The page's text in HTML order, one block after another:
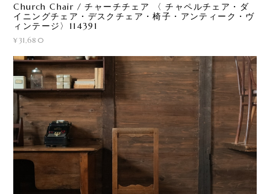
Church Chair / チャーチチェア 〈 チャペルチェア・ダ
イニングチェア・デスクチェア・椅子・アンティーク・ヴ
ィンテージ〉114391
¥31,680